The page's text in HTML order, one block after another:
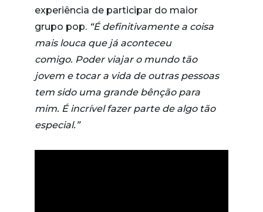
experiência de participar do maior
grupo pop. “É definitivamente a coisa
mais louca que já aconteceu
comigo. Poder viajar o mundo tão
jovem e tocar a vida de outras pessoas
tem sido uma grande bênção para
mim. É incrível fazer parte de algo tão
especial.”